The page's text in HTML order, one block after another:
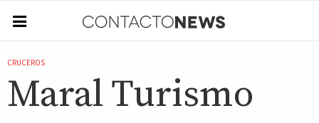
CRUCEROS
Maral Turismo